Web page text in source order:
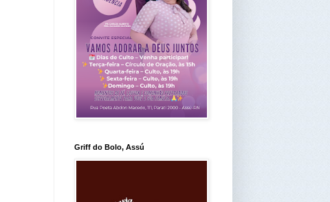
Griff do Bolo, Assú